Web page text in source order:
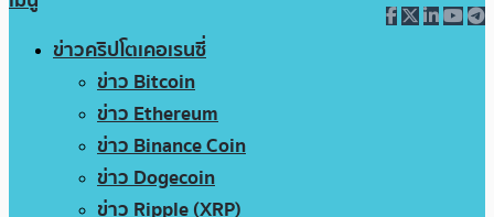
ข่าวคริปโตเคอเรนซี่
ข่าว Bitcoin
ข่าว Ethereum
ข่าว Binance Coin
ข่าว Dogecoin
ข่าว Ripple (XRP)